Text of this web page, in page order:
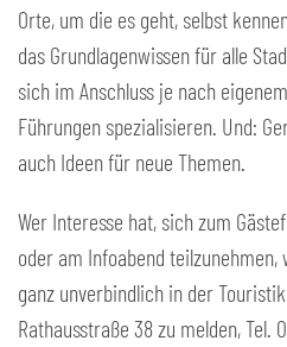
Orte, um die es geht, selbst
das Grundlagenwissen für alle
sich im Anschluss je nach
Führungen spezialisieren. Und:
auch Ideen für neue Themen.
Wer Interesse hat, sich zum
oder am Infoabend
ganz unverbindlich in der
Rathausstraße 38 zu melden, Tel.